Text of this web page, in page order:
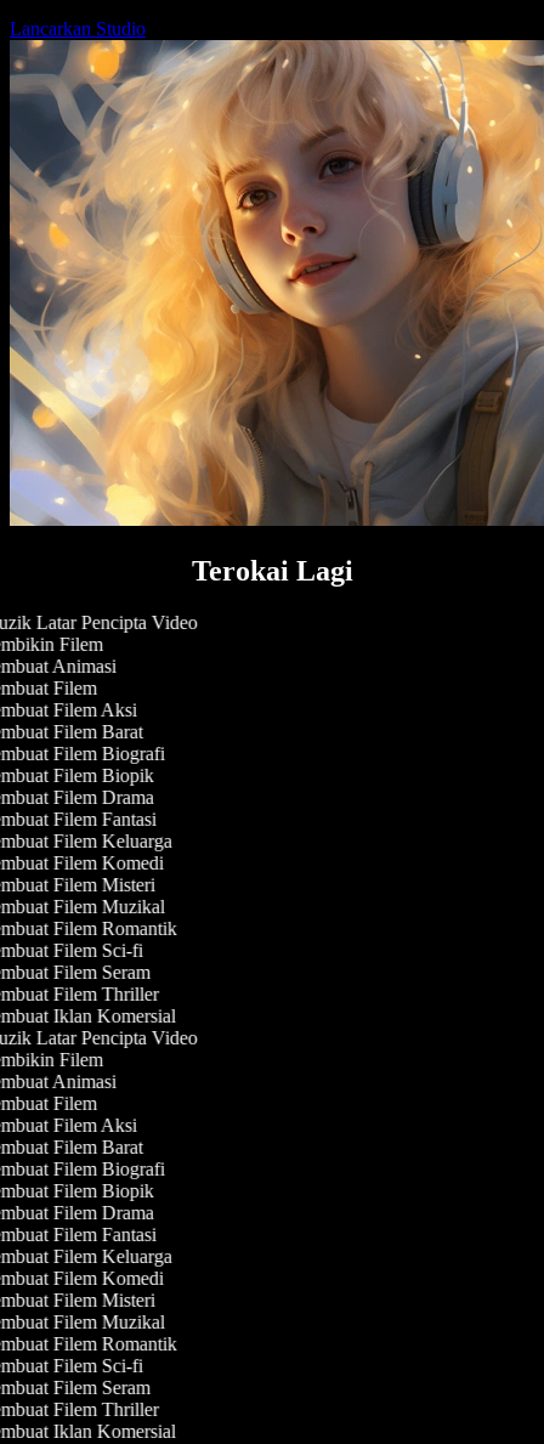
Lancarkan Studio
Terokai Lagi
Latar Pencipta Video
Filem
Animasi
Filem
Filem Aksi
Filem Barat
Filem Biografi
Filem Biopik
Filem Drama
Filem Fantasi
Filem Keluarga
Filem Komedi
Filem Misteri
Filem Muzikal
Filem Romantik
Filem Sci-fi
Filem Seram
Filem Thriller
Iklan Komersial
Latar Pencipta Video
Filem
Animasi
Filem
Filem Aksi
Filem Barat
Filem Biografi
Filem Biopik
Filem Drama
Filem Fantasi
Filem Keluarga
Filem Komedi
Filem Misteri
Filem Muzikal
Filem Romantik
Filem Sci-fi
Filem Seram
Filem Thriller
Iklan Komersial